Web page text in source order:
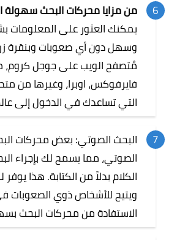
من مزايا محركات البحث
يمكنك العثور على المعلومات
وسهل دون أي صعوبات وبنقرة
مُتصفح الويب على جوجل كروم،
فايرفوكس، اوبرا، وغيرها من
التي تساعدك في الدخول إلى
البحث الصوتي: بعض محركات
الصوتي، مما يسمح لك بإجراء
الكلام بدلاً من الكتابة. هذا يوفر
ويتيح للأشخاص ذوي الصعوبات
الاستفادة من محركات البحث